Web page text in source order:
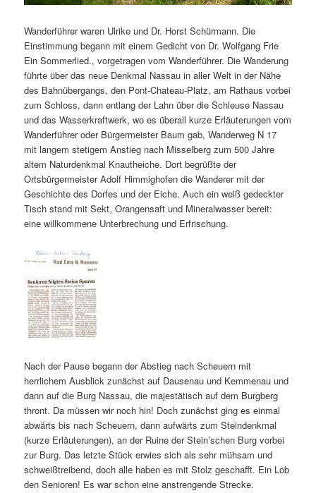
Wanderführer waren Ulrike und Dr. Horst Schürmann. Die
Einstimmung begann mit einem Gedicht von Dr. Wolfgang Frie
Ein Sommerlied., vorgetragen vom Wanderführer. Die Wanderung
führte über das neue Denkmal Nassau in aller Welt in der Nähe
des Bahnübergangs, den Pont-Chateau-Platz, am Rathaus vorbei
zum Schloss, dann entlang der Lahn über die Schleuse Nassau
und das Wasserkraftwerk, wo es überall kurze Erläuterungen vom
Wanderführer oder Bürgermeister Baum gab, Wanderweg N 17
mit langem stetigem Anstieg nach Misselberg zum 500 Jahre
altem Naturdenkmal Knautheiche. Dort begrüßte der
Ortsbürgermeister Adolf Himmighofen die Wanderer mit der
Geschichte des Dorfes und der Eiche. Auch ein weiß gedeckter
Tisch stand mit Sekt, Orangensaft und Mineralwasser bereit:
eine willkommene Unterbrechung und Erfrischung.
Nach der Pause begann der Abstieg nach Scheuern mit
herrlichem Ausblick zunächst auf Dausenau und Kemmenau und
dann auf die Burg Nassau, die majestätisch auf dem Burgberg
thront. Da müssen wir noch hin! Doch zunächst ging es einmal
abwärts bis nach Scheuern, dann aufwärts zum Steindenkmal
(kurze Erläuterungen), an der Ruine der Stein’schen Burg vorbei
zur Burg. Das letzte Stück erwies sich als sehr mühsam und
schweißtreibend, doch alle haben es mit Stolz geschafft. Ein Lob
den Senioren! Es war schon eine anstrengende Strecke.